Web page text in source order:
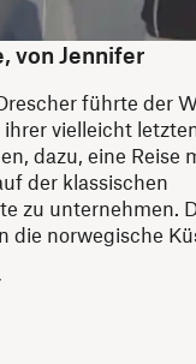
von Jennifer
führte der
vielleicht
dazu, eine Reise
der klassischen
zu unternehmen.
die norwegische